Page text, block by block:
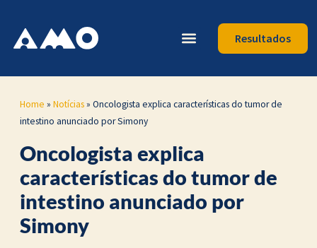
Resultados
Home » Notícias» Oncologista explica características do tumor de
intestino anunciado por Simony
Oncologista explica
características do tumor de
intestino anunciado por
Simony